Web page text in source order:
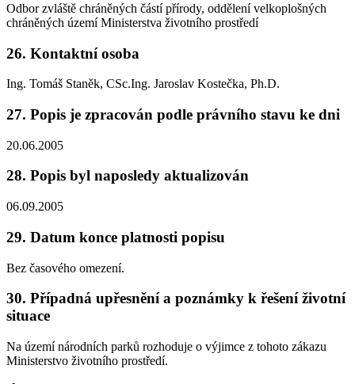
Odbor zvláště chráněných částí přírody, oddělení velkoplošných
chráněných území Ministerstva životního prostředí
26. Kontaktní osoba
Ing. Tomáš Staněk, CSc.Ing. Jaroslav Kostečka, Ph.D.
27. Popis je zpracován podle právního stavu ke dni
20.06.2005
28. Popis byl naposledy aktualizován
06.09.2005
29. Datum konce platnosti popisu
Bez časového omezení.
30. Případná upřesnění a poznámky k řešení životní
situace
Na území národních parků rozhoduje o výjimce z tohoto zákazu
Ministerstvo životního prostředí.